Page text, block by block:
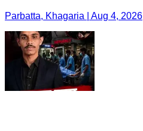
Parbatta, Khagaria | Aug 4, 2026